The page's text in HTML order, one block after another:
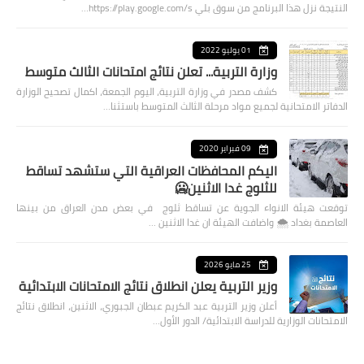
النتيجة نزل هذا البرنامج من سوق بلي https://play.google.com/s…
01 يوليو 2022
وزارة التربية... تعلن نتائج امتحانات الثالث متوسط
كشف مصدر في وزارة التربية، اليوم الجمعة، اكمال تصحيح الوزارة
الدفاتر الامتحانية لجميع مواد مرحلة الثالث المتوسط باستثنا…
09 فبراير 2020
اليكم المحافظات العراقية التي ستشهد تساقط
للثلوج غدا الاثنين🥶
توقعت هيئة الانواء الجوية عن تساقط ثلوج في بعض مدن العراق من بينها
العاصمة بغداد ⁦🌨️⁩ واضافت الهيئة ان غدا الاثنين …
25 مايو 2026
وزير التربية يعلن انطلاق نتائج الامتحانات الابتدائية
أعلن وزير التربية عبد الكريم عبطان الجبوري، الاثنين، انطلاق نتائج
الامتحانات الوزارية للدراسة الابتدائية/ الدور الأول…